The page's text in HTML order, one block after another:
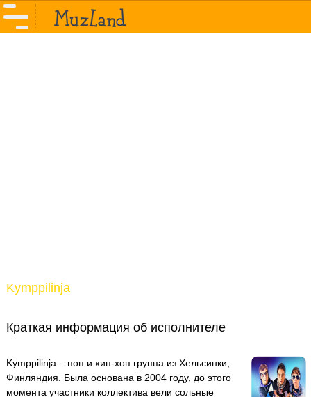
Kymppilinja
Краткая информация об исполнителе
Kymppilinja – поп и хип-хоп группа из Хельсинки,
Финляндия. Была основана в 2004 году, до этого
момента участники коллектива вели сольные